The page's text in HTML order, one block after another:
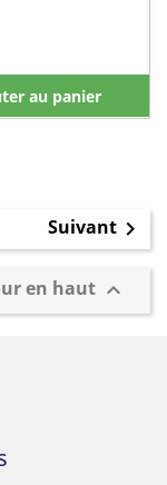
au panier
Suivant 
en haut 